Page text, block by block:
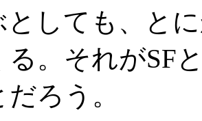
としても、と
る。それがSF
ろう。